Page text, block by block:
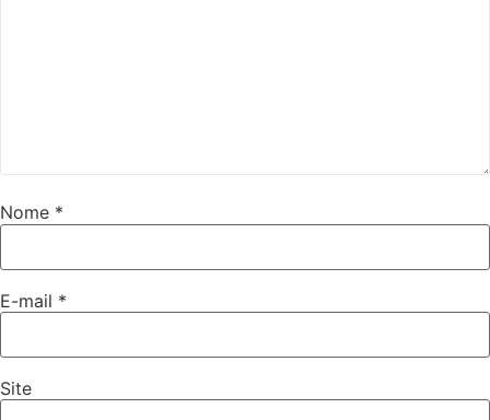
Nome *
E-mail *
Site